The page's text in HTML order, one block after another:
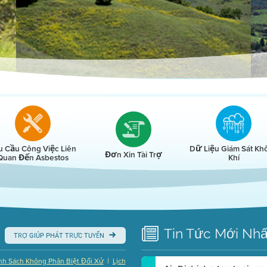
Cầu Công Việc Liên
Đến Asbestos Đơn Xin Tài Trợ Dữ Liệu Giám Sát
Khí
TRỢ GIÚP PHÁT TRỰC TUYẾN
Lịch
|
Sách Không Phân Biệt Đối Xử
Tin Tức Mới